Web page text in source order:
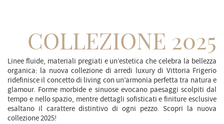
COLLEZIONE 2025
Linee fluide, materiali pregiati e un’estetica che celebra la bellezza
organica: la nuova collezione di arredi luxury di Vittoria Frigerio
ridefinisce il concetto di living con un’armonia perfetta tra natura e
glamour. Forme morbide e sinuose evocano paesaggi scolpiti dal
tempo e nello spazio, mentre dettagli sofisticati e finiture esclusive
esaltano il carattere distintivo di ogni pezzo. Scopri la nuova
collezione 2025!